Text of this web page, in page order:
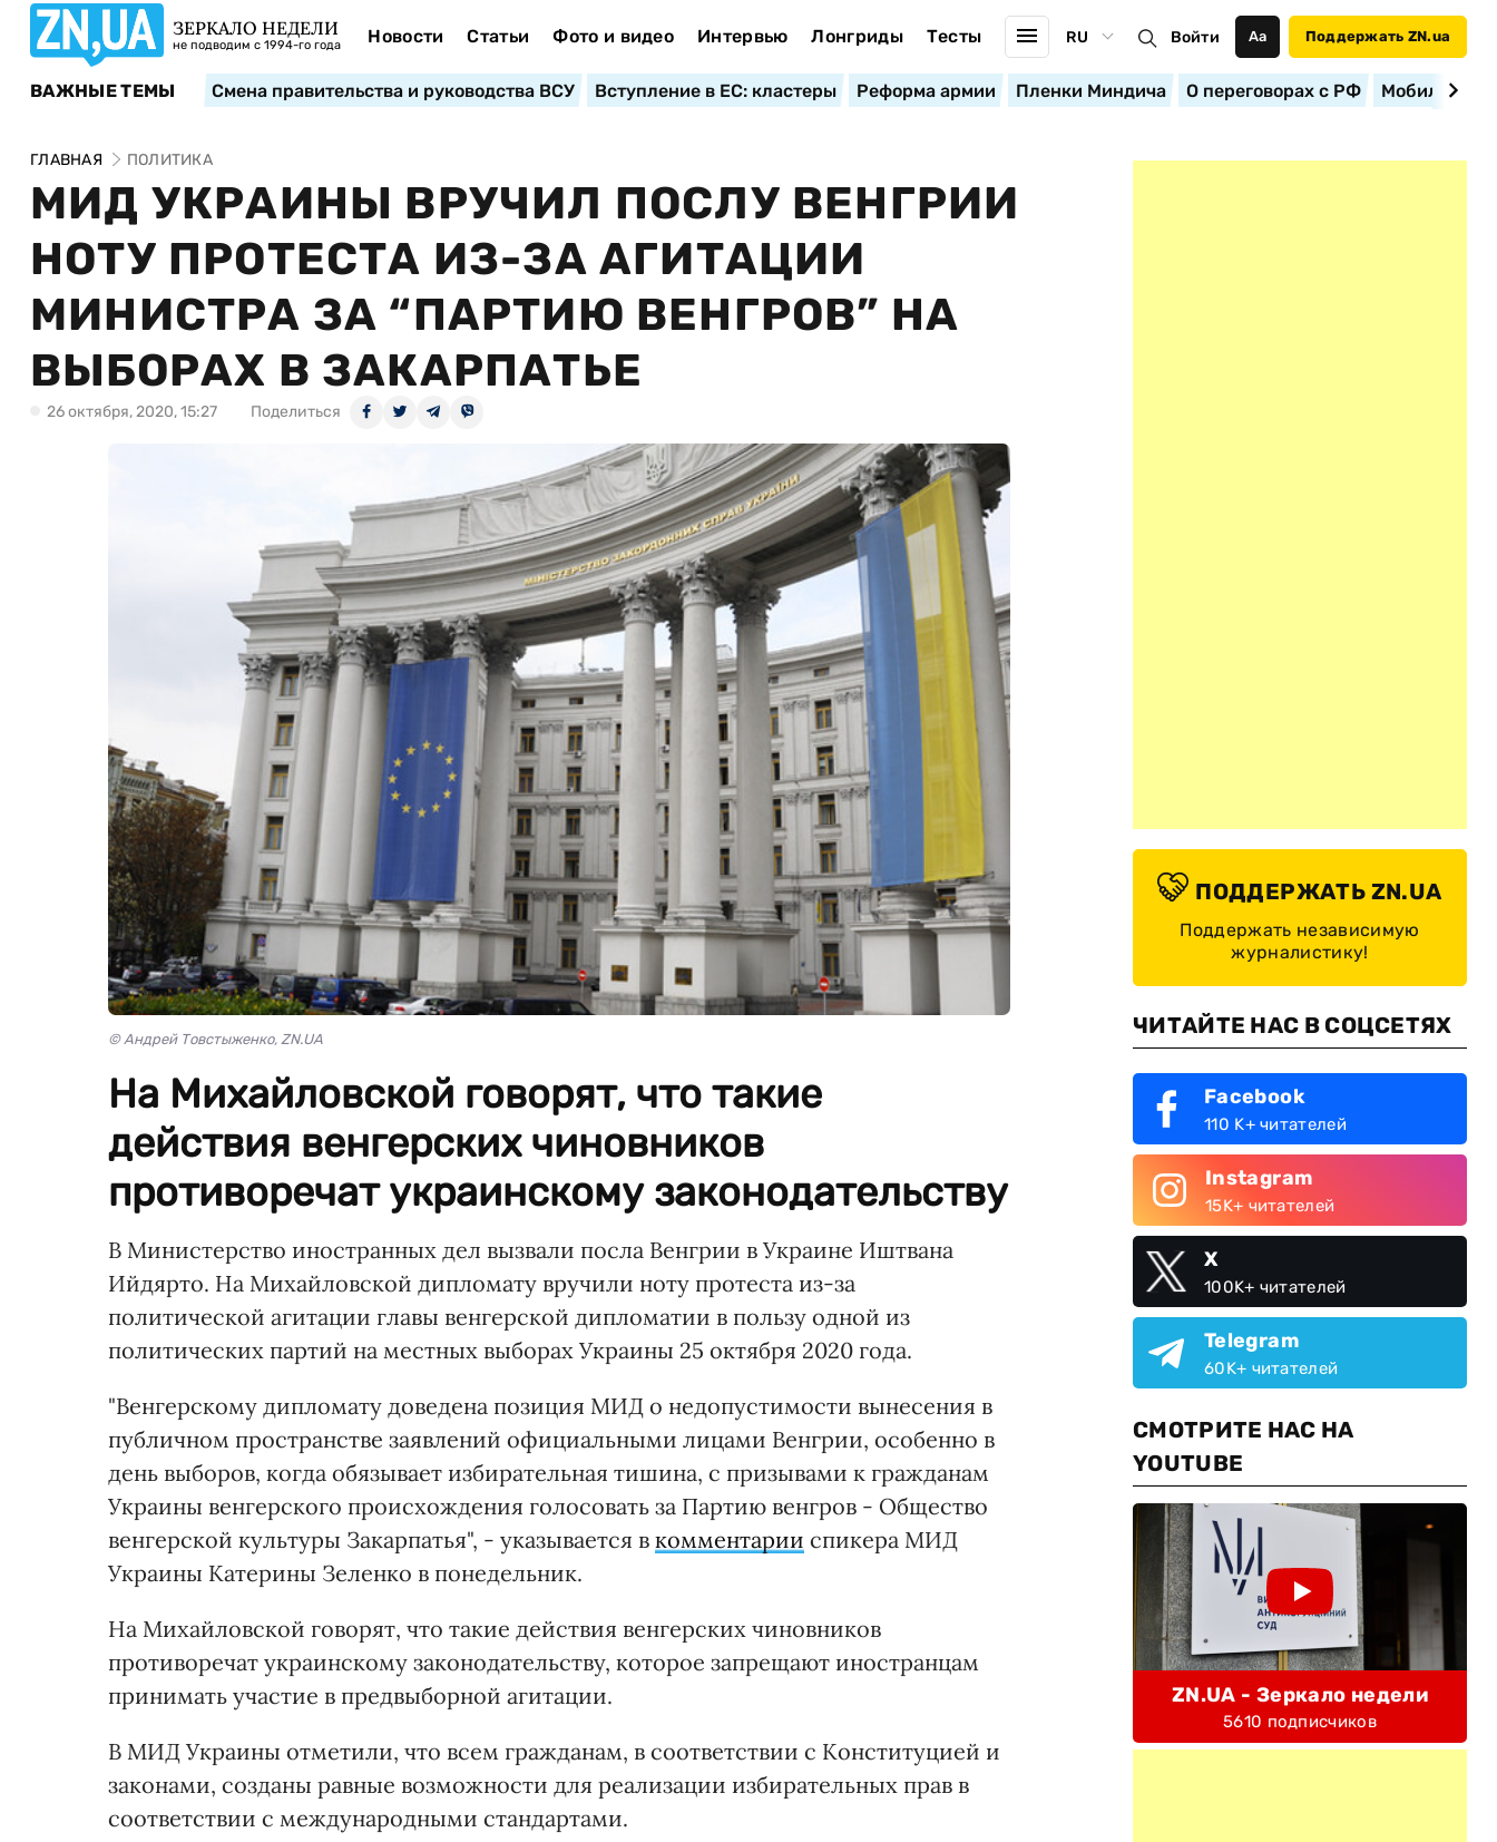
ЗЕРКАЛО НЕДЕЛИ
не подводим с 1994-го года Новости Статьи Фото и видео Интервью Лонгриды Тесты RU Войти Аа Поддержать ZN.ua
ВАЖНЫЕ ТЕМЫ Смена правительства и руководства ВСУ Вступление в ЕС: кластеры Реформа армии Пленки Миндича О переговорах с РФ
ГЛАВНАЯ ПОЛИТИКА
МИД УКРАИНЫ ВРУЧИЛ ПОСЛУ ВЕНГРИИ
НОТУ ПРОТЕСТА ИЗ-ЗА АГИТАЦИИ
МИНИСТРА ЗА “ПАРТИЮ ВЕНГРОВ” НА
ВЫБОРАХ В ЗАКАРПАТЬЕ
26 октября, 2020, 15:27 Поделиться
© Андрей Товстыженко, ZN.UA
На Михайловской говорят, что такие
действия венгерских чиновников
противоречат украинскому законодательству
В Министерство иностранных дел вызвали посла Венгрии в Украине Иштвана
Ийдярто. На Михайловской дипломату вручили ноту протеста из-за
политической агитации главы венгерской дипломатии в пользу одной из
политических партий на местных выборах Украины 25 октября 2020 года.
"Венгерскому дипломату доведена позиция МИД о недопустимости вынесения в
публичном пространстве заявлений официальными лицами Венгрии, особенно в
день выборов, когда обязывает избирательная тишина, с призывами к гражданам
Украины венгерского происхождения голосовать за Партию венгров - Общество
венгерской культуры Закарпатья", - указывается в комментарии спикера МИД
Украины Катерины Зеленко в понедельник.
На Михайловской говорят, что такие действия венгерских чиновников
противоречат украинскому законодательству, которое запрещают иностранцам
принимать участие в предвыборной агитации.
В МИД Украины отметили, что всем гражданам, в соответствии с Конституцией и
законами, созданы равные возможности для реализации избирательных прав в
соответствии с международными стандартами.
ПОДДЕРЖАТЬ ZN.UA
Поддержать независимую
журналистику!
ЧИТАЙТЕ НАС В СОЦСЕТЯХ
Facebook
110 K+ читателей
Instagram
15K+ читателей
X
100K+ читателей
Telegram
60K+ читателей
СМОТРИТЕ НАС НА
YOUTUBE
ZN.UA - Зеркало недели
5610 подписчиков